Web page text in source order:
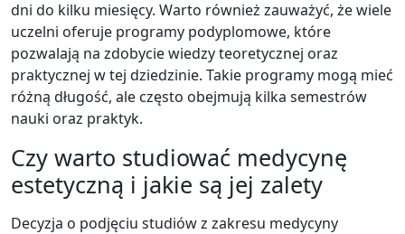
dni do kilku miesięcy. Warto również zauważyć, że wiele
uczelni oferuje programy podyplomowe, które
pozwalają na zdobycie wiedzy teoretycznej oraz
praktycznej w tej dziedzinie. Takie programy mogą mieć
różną długość, ale często obejmują kilka semestrów
nauki oraz praktyk.
Czy warto studiować medycynę
estetyczną i jakie są jej zalety
Decyzja o podjęciu studiów z zakresu medycyny